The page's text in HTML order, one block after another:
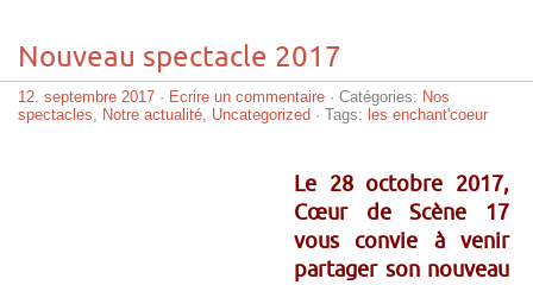
Nouveau spectacle 2017
12. septembre 2017 · Ecrire un commentaire · Catégories: Nos
spectacles
Notre actualité Uncategorized · Tags: les enchant'coeur
Le 28 octobre 2017,
Cœur de Scène 17
vous convie à venir
partager son nouveau